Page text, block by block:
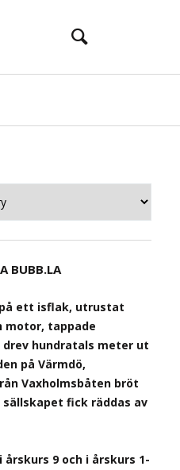
BUBB.LA
ett isflak, utrustat
motor, tappade
hundratals meter ut
på Värmdö,
Vaxholmsbåten bröt
fick räddas av
årskurs 9 och i årskurs 1-